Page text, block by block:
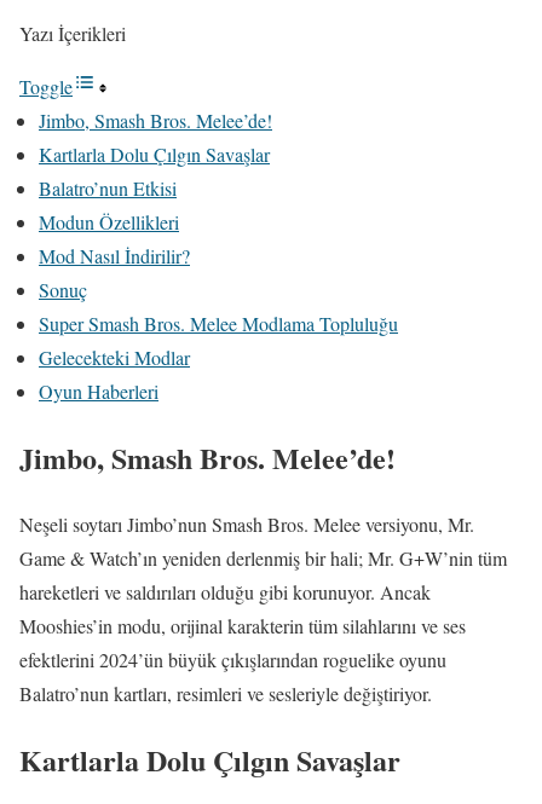
Yazı İçerikleri
Toggle
Jimbo, Smash Bros. Melee’de!
Kartlarla Dolu Çılgın Savaşlar
Balatro’nun Etkisi
Modun Özellikleri
Mod Nasıl İndirilir?
Sonuç
Super Smash Bros. Melee Modlama Topluluğu
Gelecekteki Modlar
Oyun Haberleri
Jimbo, Smash Bros. Melee’de!
Neşeli soytarı Jimbo’nun Smash Bros. Melee versiyonu, Mr.
Game & Watch’ın yeniden derlenmiş bir hali; Mr. G+W’nin tüm
hareketleri ve saldırıları olduğu gibi korunuyor. Ancak
Mooshies’in modu, orijinal karakterin tüm silahlarını ve ses
efektlerini 2024’ün büyük çıkışlarından roguelike oyunu
Balatro’nun kartları, resimleri ve sesleriyle değiştiriyor.
Kartlarla Dolu Çılgın Savaşlar